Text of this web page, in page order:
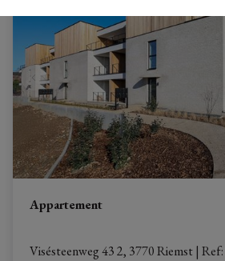
Appartement
Visésteenweg 43 2, 3770 Riemst | Ref: